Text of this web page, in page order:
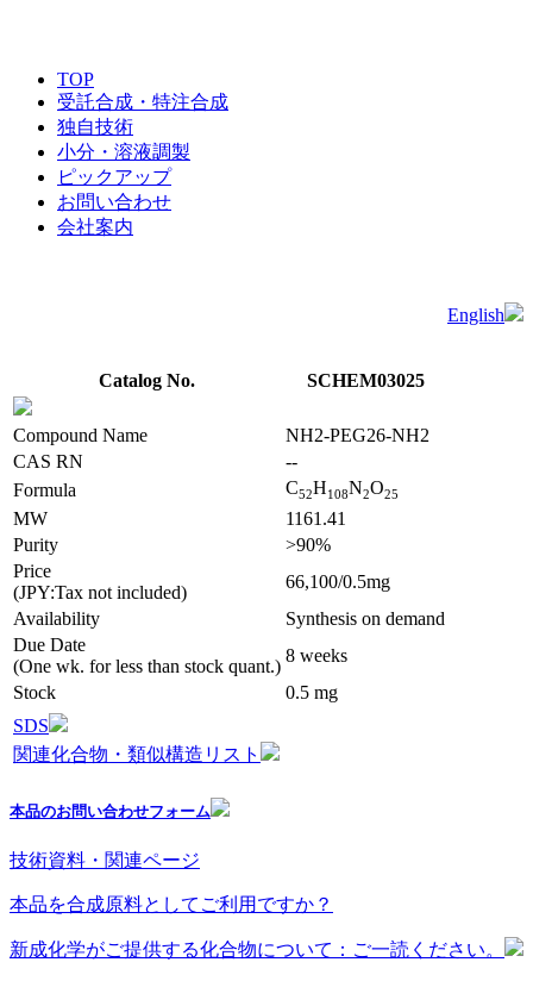
TOP
受託合成・特注合成
独自技術
小分・溶液調製
ピックアップ
お問い合わせ
会社案内
English
Catalog No. SCHEM03025
Compound Name
NH2-PEG26-NH2
CAS RN
--
Formula
C52H108N2O25
MW
1161.41
Purity
>90%
Price
(JPY:Tax not included)
66,100/0.5mg
Availability
Synthesis on demand
Due Date
(One wk. for less than stock quant.)
8 weeks
Stock
0.5 mg
SDS
関連化合物・類似構造リスト
本品のお問い合わせフォーム
技術資料・関連ページ
本品を合成原料としてご利用ですか？
新成化学がご提供する化合物について：ご一読ください。